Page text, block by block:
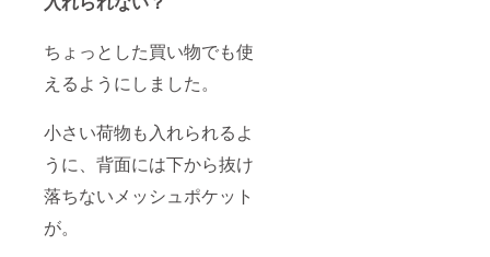
ちょっとした買い物でも使
えるようにしました。
小さい荷物も入れられるよ
うに、背面には下から抜け
落ちないメッシュポケット
が。